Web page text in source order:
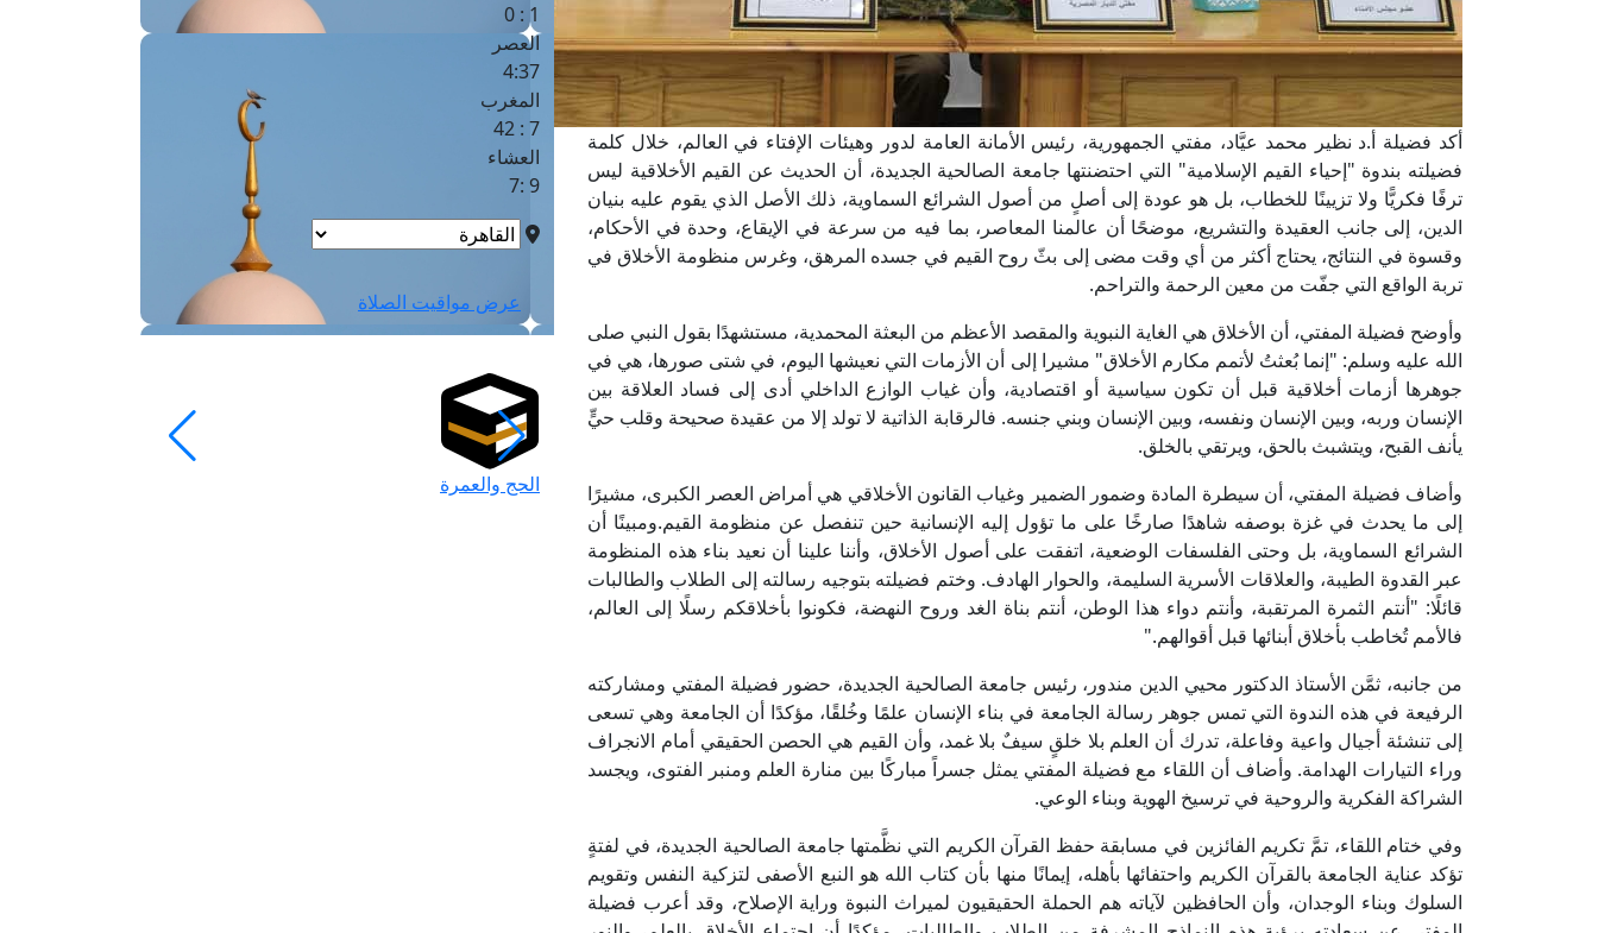
أكد فضيلة أ.د نظير محمد عيَّاد، مفتي الجمهورية، رئيس الأمانة العامة لدور وهيئات الإفتاء في العالم، خلال كلمة
فضيلته بندوة "إحياء القيم الإسلامية" التي احتضنتها جامعة الصالحية الجديدة، أن الحديث عن القيم الأخلاقية ليس
ترفًا فكريًّا ولا تزيينًا للخطاب، بل هو عودة إلى أصلٍ من أصول الشرائع السماوية، ذلك الأصل الذي يقوم عليه بنيان
الدين، إلى جانب العقيدة والتشريع، موضحًا أن عالمنا المعاصر، بما فيه من سرعة في الإيقاع، وحدة في الأحكام،
وقسوة في النتائج، يحتاج أكثر من أي وقت مضى إلى بثّ روح القيم في جسده المرهق، وغرس منظومة الأخلاق في
تربة الواقع التي جفّت من معين الرحمة والتراحم.
وأوضح فضيلة المفتي، أن الأخلاق هي الغاية النبوية والمقصد الأعظم من البعثة المحمدية، مستشهدًا بقول النبي صلى
الله عليه وسلم: "إنما بُعثتُ لأتمم مكارم الأخلاق" مشيرا إلى أن الأزمات التي نعيشها اليوم، في شتى صورها، هي في
جوهرها أزمات أخلاقية قبل أن تكون سياسية أو اقتصادية، وأن غياب الوازع الداخلي أدى إلى فساد العلاقة بين
الإنسان وربه، وبين الإنسان ونفسه، وبين الإنسان وبني جنسه. فالرقابة الذاتية لا تولد إلا من عقيدة صحيحة وقلب حيٍّ
يأنف القبح، ويتشبث بالحق، ويرتقي بالخلق.
وأضاف فضيلة المفتي، أن سيطرة المادة وضمور الضمير وغياب القانون الأخلاقي هي أمراض العصر الكبرى، مشيرًا
إلى ما يحدث في غزة بوصفه شاهدًا صارخًا على ما تؤول إليه الإنسانية حين تنفصل عن منظومة القيم.ومبينًا أن
الشرائع السماوية، بل وحتى الفلسفات الوضعية، اتفقت على أصول الأخلاق، وأننا علينا أن نعيد بناء هذه المنظومة
عبر القدوة الطيبة، والعلاقات الأسرية السليمة، والحوار الهادف. وختم فضيلته بتوجيه رسالته إلى الطلاب والطالبات
قائلًا: "أنتم الثمرة المرتقبة، وأنتم دواء هذا الوطن، أنتم بناة الغد وروح النهضة، فكونوا بأخلاقكم رسلًا إلى العالم،
فالأمم تُخاطب بأخلاق أبنائها قبل أقوالهم."
من جانبه، ثمَّن الأستاذ الدكتور محيي الدين مندور، رئيس جامعة الصالحية الجديدة، حضور فضيلة المفتي ومشاركته
الرفيعة في هذه الندوة التي تمس جوهر رسالة الجامعة في بناء الإنسان علمًا وخُلقًا، مؤكدًا أن الجامعة وهي تسعى
إلى تنشئة أجيال واعية وفاعلة، تدرك أن العلم بلا خلقٍ سيفٌ بلا غمد، وأن القيم هي الحصن الحقيقي أمام الانجراف
وراء التيارات الهدامة. وأضاف أن اللقاء مع فضيلة المفتي يمثل جسراً مباركًا بين منارة العلم ومنبر الفتوى، ويجسد
الشراكة الفكرية والروحية في ترسيخ الهوية وبناء الوعي.
وفي ختام اللقاء، تمَّ تكريم الفائزين في مسابقة حفظ القرآن الكريم التي نظَّمتها جامعة الصالحية الجديدة، في لفتةٍ
تؤكد عناية الجامعة بالقرآن الكريم واحتفائها بأهله، إيمانًا منها بأن كتاب الله هو النبع الأصفى لتزكية النفس وتقويم
السلوك وبناء الوجدان، وأن الحافظين لآياته هم الحملة الحقيقيون لميراث النبوة وراية الإصلاح، وقد أعرب فضيلة
1 : 0
العصر
4:37
المغرب
7 : 42
العشاء
9 :7
عرض مواقيت الصلاة
الحج والعمرة